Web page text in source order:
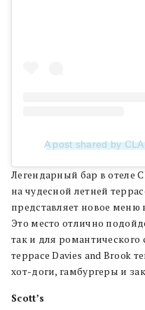
A post shared by
Легендарный бар в отеле
на чудесной летней
представляет новое
Это место отлично
так и для
террасе Davies and Brook
хот-доги, гамбургеры и
Scott’s